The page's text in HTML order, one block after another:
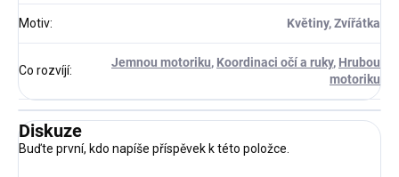
Motiv: Květiny, Zvířátka
Co rozvíjí:
Jemnou motoriku, Koordinaci očí a ruky, Hrubou
motoriku
Diskuze
Buďte první, kdo napíše příspěvek k této položce.